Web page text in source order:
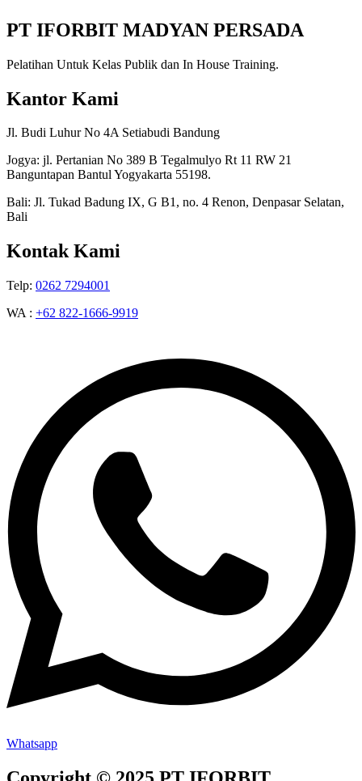
PT IFORBIT MADYAN PERSADA
Pelatihan Untuk Kelas Publik dan In House Training.
Kantor Kami
Jl. Budi Luhur No 4A Setiabudi Bandung
Jogya: jl. Pertanian No 389 B Tegalmulyo Rt 11 RW 21
Banguntapan Bantul Yogyakarta 55198.
Bali: Jl. Tukad Badung IX, G B1, no. 4 Renon, Denpasar Selatan,
Bali
Kontak Kami
Telp: 0262 7294001
WA : +62 822-1666-9919
Whatsapp